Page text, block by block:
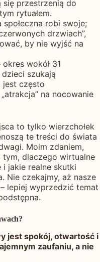
przestrzenią do
rytuałem.
społeczna robi swoje;
drzwiach”,
by nie wyjść na
okres wokół 31
szukają
jest często
na nocowanie
to tylko wierzchołek
te treści do świata
Moim zdaniem,
dlaczego wirtualne
i jakie realne skutki
Nie czekajmy, aż nasze
lepiej wyprzedzić temat
jest spokój, otwartość i
zaufaniu, a nie